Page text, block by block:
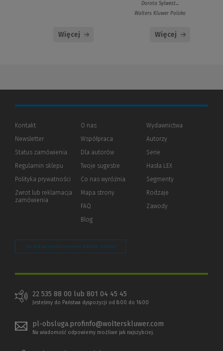
Więcej
Dorota Sylwest...
Wolters Kluwer Polska
Więcej
Kontakt
Newsletter
Status zamówienia
Regulamin sklepu
Polityka prywatności (Nowe
(Link
innej
Zwrot lub reklamacja
zamówienia
O nas
Współpraca
Dla autorów(Nowe
(Link
innej
strony)
Twoje sugestie
Co nas wyróżnia
Mapa strony
FAQ
Blog
Wydawnictwa
Autorzy
Serie
Hasła LEX
Segmenty
Rodzaje
Zawody
Zarządzaj preferencjami plików cookie
22 535 88 00 lub 801 04 45 45
Jesteśmy do Państwa dyspozycji od 8:00 do 16:00
pl-obsluga.profinfo@wolterskluwer.com
Na wiadomość odpowiemy możliwe jak najszybciej.